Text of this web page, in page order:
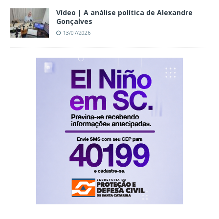
Vídeo | A análise política de Alexandre
Gonçalves
13/07/2026